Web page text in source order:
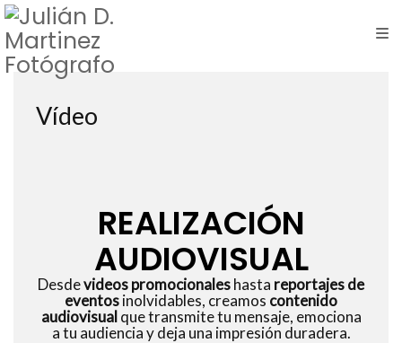
Vídeo
REALIZACIÓN
AUDIOVISUAL
Desdevideos promocionaleshasta reportajes de
eventosinolvidables, creamos contenido
audiovisual que transmite tu mensaje, emociona
a tu audiencia y deja una impresión duradera.